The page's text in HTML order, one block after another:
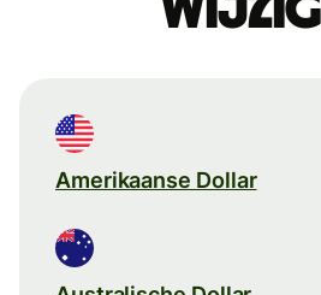
Amerikaanse Dollar